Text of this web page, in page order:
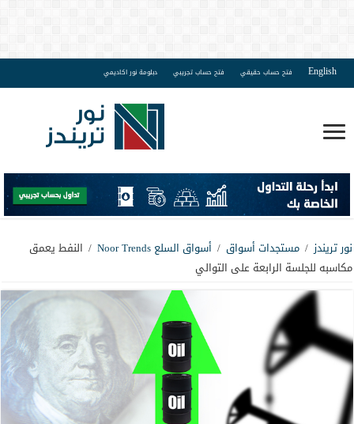
English فتح حساب حقيقي فتح حساب تجريبي دبلومة نور اكاديمي
نور تريندز / مستجدات أسواق / أسواق السلع Noor Trends / النفط يعمق
مكاسبه للجلسة الرابعة على التوالي